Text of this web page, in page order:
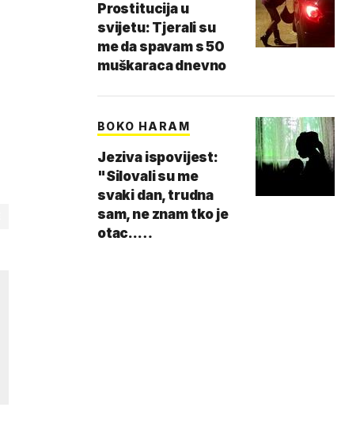
Prostitucija u
svijetu: Tjerali su
me da spavam s 50
muškaraca dnevno
BOKO HARAM
Jeziva ispovijest:
"Silovali su me
svaki dan, trudna
sam, ne znam tko je
otac..…